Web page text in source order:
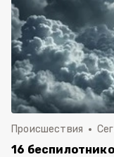
Происшествия
16